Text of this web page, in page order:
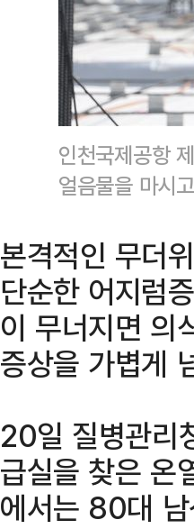
인천국제공항
얼음물을 마시
본격적인 무더
단순한 어지럼
이 무너지면 의
증상을 가볍게
20일 질병관리
급실을 찾은 온
에서는 80대